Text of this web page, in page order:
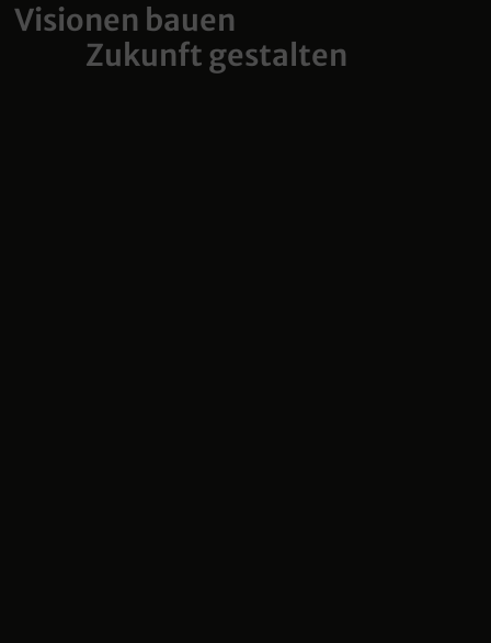
Visionen bauen
Zukunft gestalten